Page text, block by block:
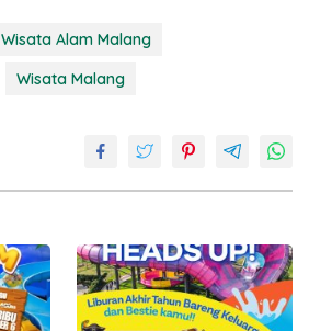
Wisata Alam Malang
Wisata Malang